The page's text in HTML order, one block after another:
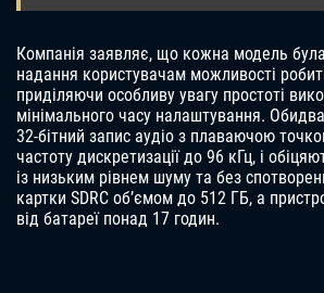
Компанія заявляє, що кожна модель
надання користувачам можливості
приділяючи особливу увагу простоті
мінімального часу налаштування.
32-бітний запис аудіо з плаваючою
частоту дискретизації до 96 кГц, і
із низьким рівнем шуму та без
картки SDRC об’ємом до 512 ГБ, а
від батареї понад 17 годин.